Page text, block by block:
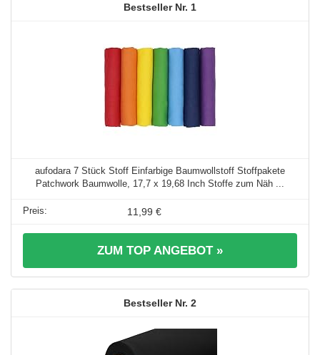
1
aufodara 7 Stück Stoff Einfarbige Baumwollstoff Stoffpakete
Patchwork Baumwolle, 17,7 x 19,68 Inch Stoffe zum Näh ...
11,99 €
ZUM TOP ANGEBOT »
2